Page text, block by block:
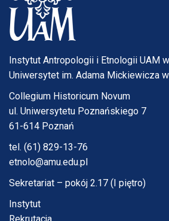
Instytut Antropologii i Etnologii UAM
Uniwersytet im. Adama Mickiewicza
Collegium Historicum Novum
ul. Uniwersytetu Poznańskiego 7
61-614 Poznań
tel. (61) 829-13-76
etnolo@amu.edu.pl
Sekretariat – pokój 2.17 (I piętro)
Instytut